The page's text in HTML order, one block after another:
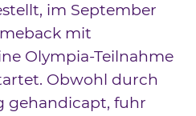
im September
mit
Olympia-Teilnahme
Obwohl durch
gehandicapt, fuhr